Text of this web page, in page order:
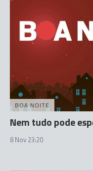
BOA NOITE
Nem tudo pode
8 Nov 23:20